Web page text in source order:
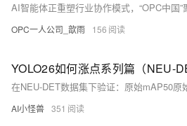
OPC一人公司_歆雨 156
AI小怪兽 351